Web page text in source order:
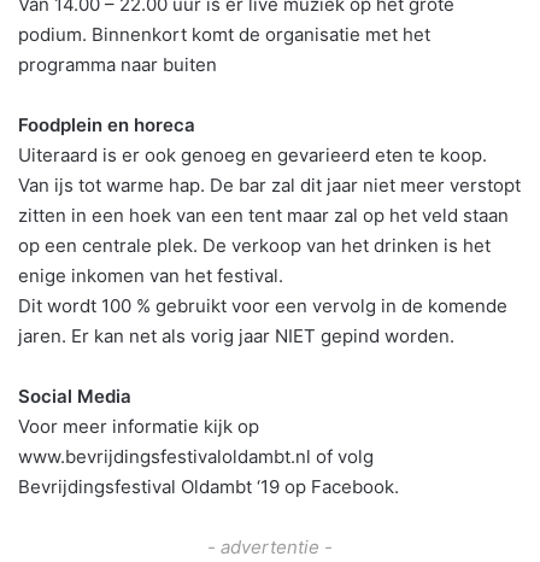
podium. Binnenkort komt de organisatie met het
programma naar buiten
Foodplein en horeca
Uiteraard is er ook genoeg en gevarieerd eten te koop.
Van ijs tot warme hap. De bar zal dit jaar niet meer verstopt
zitten in een hoek van een tent maar zal op het veld staan
op een centrale plek. De verkoop van het drinken is het
enige inkomen van het festival.
Dit wordt 100 % gebruikt voor een vervolg in de komende
jaren. Er kan net als vorig jaar NIET gepind worden.
Social Media
Voor meer informatie kijk op
www.bevrijdingsfestivaloldambt.nl of volg
Bevrijdingsfestival Oldambt ‘19 op Facebook.
- advertentie -